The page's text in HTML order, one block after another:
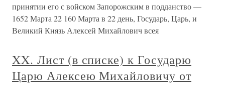
принятии его с войском Запорожским в подданство —
1652 Марта 22 160 Марта в 22 день, Государь, Царь, и
Великий Князь Алексей Михайлович всея
XX. Лист (в списке) к Государю
Царю Алексею Михайловичу от